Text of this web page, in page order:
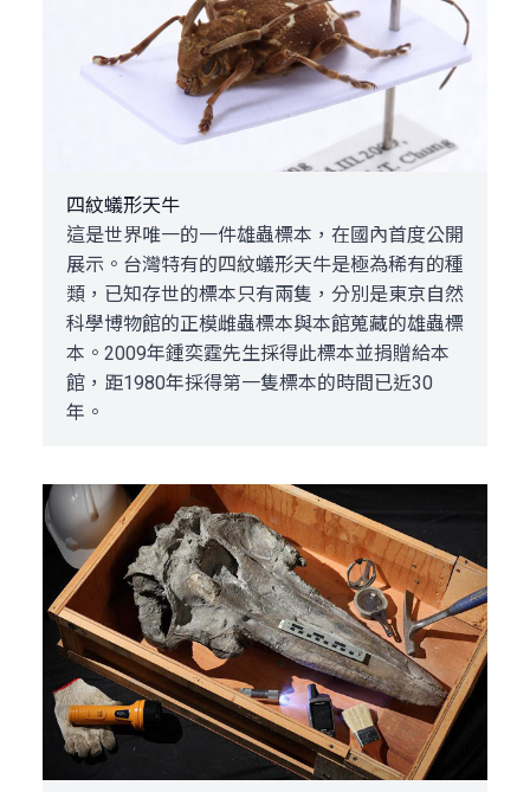
四紋蟻形天牛
這是世界唯一的一件雄蟲標本，在國內首度公開
展示。台灣特有的四紋蟻形天牛是極為稀有的種
類，已知存世的標本只有兩隻，分別是東京自然
科學博物館的正模雌蟲標本與本館蒐藏的雄蟲標
本。2009年鍾奕霆先生採得此標本並捐贈給本
館，距1980年採得第一隻標本的時間已近30
年。